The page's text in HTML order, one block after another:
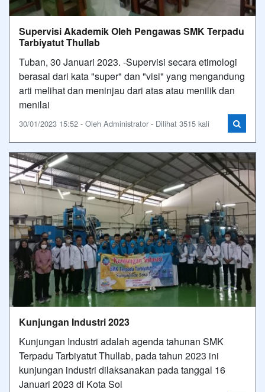
Supervisi Akademik Oleh Pengawas SMK Terpadu
Tarbiyatut Thullab
Tuban, 30 Januari 2023. -Supervisi secara etimologi
berasal dari kata "super" dan "visi" yang mengandung
arti melihat dan meninjau dari atas atau menilik dan
menilai
30/01/2023 15:52 - Oleh Administrator - Dilihat 3515 kali
Kunjungan Industri 2023
Kunjungan Industri adalah agenda tahunan SMK
Terpadu Tarbiyatut Thullab, pada tahun 2023 ini
kunjungan industri dilaksanakan pada tanggal 16
Januari 2023 di Kota Sol